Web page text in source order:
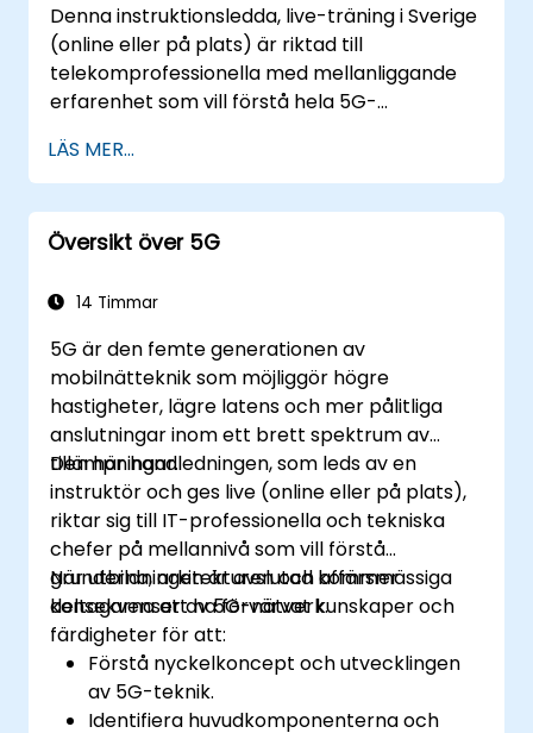
Denna instruktionsledda, live-träning i Sverige
(online eller på plats) är riktad till
telekomprofessionella med mellanliggande
erfarenhet som vill förstå hela 5G-
till implementering, drift och säkerhet.
LÄS MER...
Översikt över 5G
14 Timmar
5G är den femte generationen av
mobilnätteknik som möjliggör högre
hastigheter, lägre latens och mer pålitliga
anslutningar inom ett brett spektrum av
tillämpningar.
Den här handledningen, som leds av en
instruktör och ges live (online eller på plats),
riktar sig till IT-professionella och tekniska
chefer på mellannivå som vill förstå
grunderna, arkitekturen och affärsmässiga
konsekvenser av 5G-nätverk.
När utbildningen är avslutad kommer
deltagarna att ha förvärvat kunskaper och
färdigheter för att:
Förstå nyckelkoncept och utvecklingen
av 5G-teknik.
Identifiera huvudkomponenterna och